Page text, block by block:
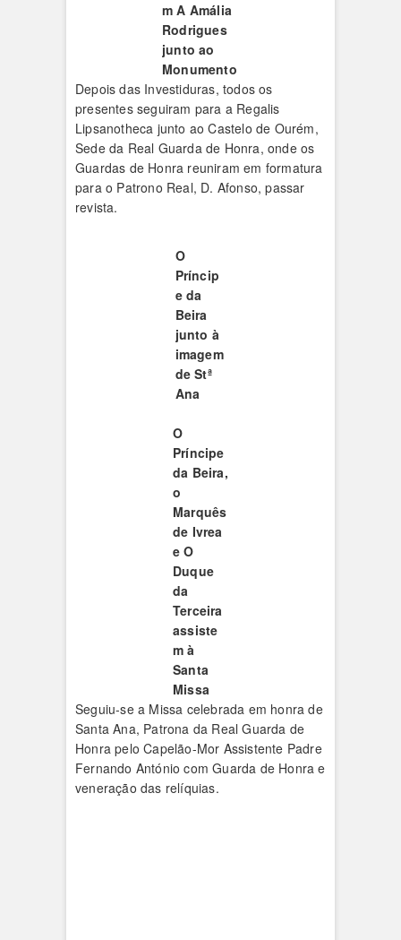
m A Amália
Rodrigues
junto ao
Monumento
Depois das Investiduras, todos os
presentes seguiram para a Regalis
Lipsanotheca junto ao Castelo de Ourém,
Sede da Real Guarda de Honra, onde os
Guardas de Honra reuniram em formatura
para o Patrono Real, D. Afonso, passar
revista.
O
Príncip
e da
Beira
junto à
imagem
de Stª
Ana
O
Príncipe
da Beira,
o
Marquês
de Ivrea
e O
Duque
da
Terceira
assiste
m à
Santa
Missa
Seguiu-se a Missa celebrada em honra de
Santa Ana, Patrona da Real Guarda de
Honra pelo Capelão-Mor Assistente Padre
Fernando António com Guarda de Honra e
veneração das relíquias.